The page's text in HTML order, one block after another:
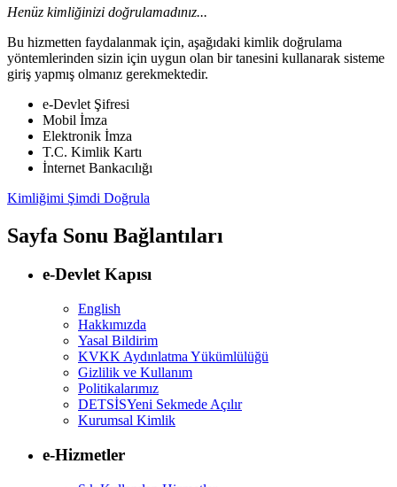
Henüz kimliğinizi doğrulamadınız...
Bu hizmetten faydalanmak için, aşağıdaki kimlik doğrulama
yöntemlerinden sizin için uygun olan bir tanesini kullanarak sisteme
giriş yapmış olmanız gerekmektedir.
e-Devlet Şifresi
Mobil İmza
Elektronik İmza
T.C. Kimlik Kartı
İnternet Bankacılığı
Kimliğimi Şimdi Doğrula
Sayfa Sonu Bağlantıları
e-Devlet Kapısı
English
Hakkımızda
Yasal Bildirim
KVKK Aydınlatma Yükümlülüğü
Gizlilik ve Kullanım
Politikalarımız
DETSİSYeni Sekmede Açılır
Kurumsal Kimlik
e-Hizmetler